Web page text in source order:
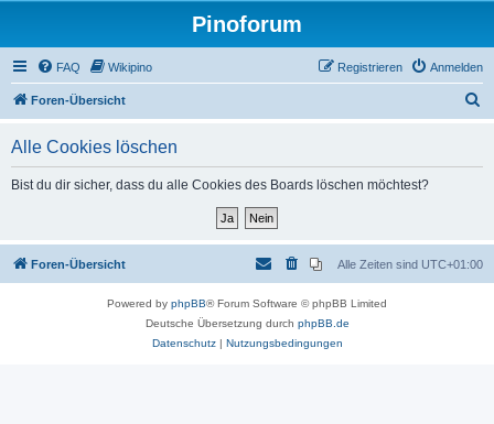
Pinoforum
FAQ Wikipino Anmelden
Registrieren
Foren-Übersicht
Alle Cookies löschen
Bist du dir sicher, dass du alle Cookies des Boards löschen möchtest?
Foren-Übersicht Alle Zeiten sind UTC+01:00
Powered by phpBB® Forum Software © phpBB Limited
Deutsche Übersetzung durch phpBB.de
Datenschutz| Nutzungsbedingungen